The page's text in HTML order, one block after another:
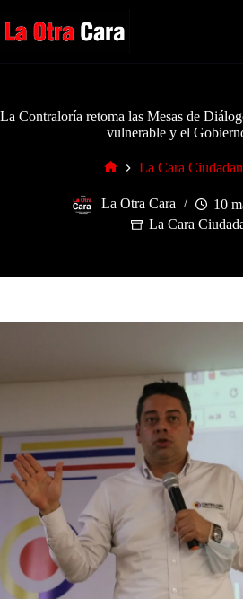
al
contenido
La Contraloría retoma las Mesas de
vulnerable y el
La Cara
La Otra Cara
10
La Cara